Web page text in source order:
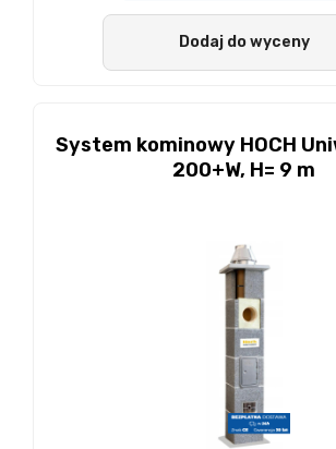
Dodaj do wyceny
System kominowy HOCH
200+W, H= 9 m